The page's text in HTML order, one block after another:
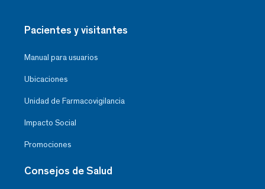
Pacientes y visitantes
Manual para usuarios
Ubicaciones
Unidad de Farmacovigilancia
Impacto Social
Promociones
Consejos de Salud